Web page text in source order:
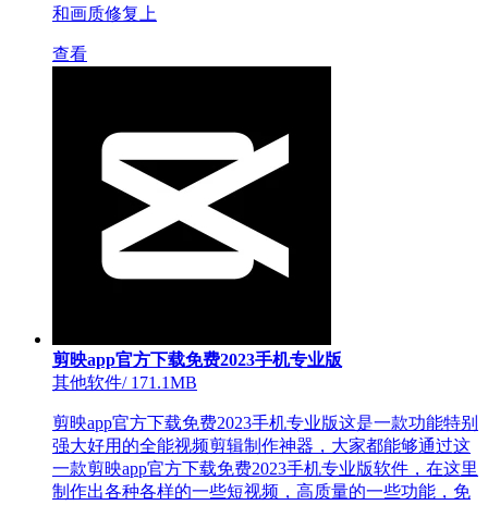
和画质修复上
查看
剪映app官方下载免费2023手机专业版
其他软件/171.1MB
剪映app官方下载免费2023手机专业版这是一款功能特别
强大好用的全能视频剪辑制作神器，大家都能够通过这
一款剪映app官方下载免费2023手机专业版软件，在这里
制作出各种各样的一些短视频，高质量的一些功能，免